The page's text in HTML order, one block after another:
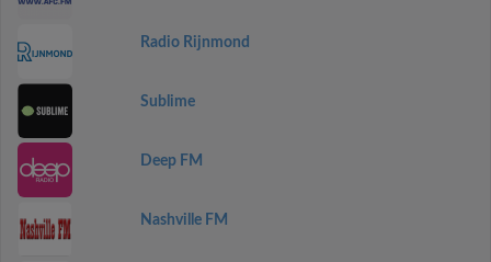
Radio Rijnmond
Sublime
Deep FM
Nashville FM